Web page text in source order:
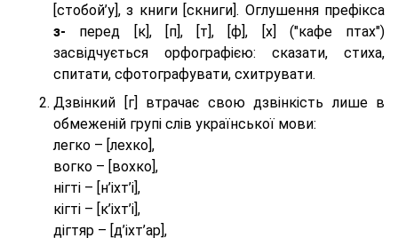
[стобой’у], з книги [скниги]. Оглушення префікса
з- перед [к], [п], [т], [ф], [х] ("кафе птах")
засвідчується орфографією: сказати, стиха,
спитати, сфотографувати, схитрувати.
Дзвінкий [г] втрачає свою дзвінкість лише в
обмеженій групі слів української мови:
легко – [лехко],
вогко – [вохко],
нігті – [н’іхт’і],
кігті – [к’іхт’і],
дігтяр – [д’іхт’ар],